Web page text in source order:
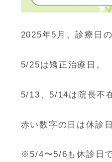
2025年5月、診療日
5/25は矯正治療日。
5/13、5/14は院長不
赤い数字の日は休診
※5/4〜5/6も休診日で